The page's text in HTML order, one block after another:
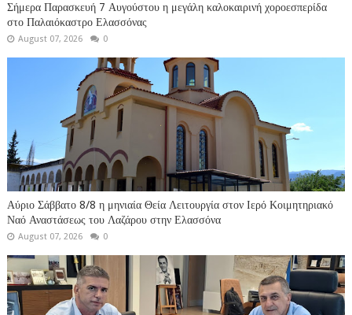
Σήμερα Παρασκευή 7 Αυγούστου η μεγάλη καλοκαιρινή χοροεσπερίδα
στο Παλαιόκαστρο Ελασσόνας
August 07, 2026 0
Αύριο Σάββατο 8/8 η μηνιαία Θεία Λειτουργία στον Ιερό Κοιμητηριακό
Ναό Αναστάσεως του Λαζάρου στην Ελασσόνα
August 07, 2026 0